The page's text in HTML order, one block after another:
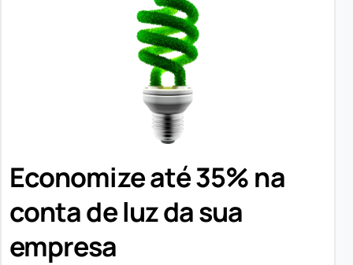
Economize até 35% na
conta de luz da sua
empresa